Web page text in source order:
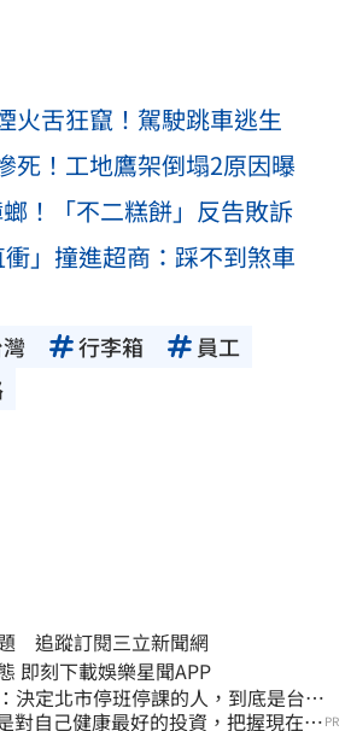
火舌狂竄！駕駛跳車逃生
死！工地鷹架倒塌2原因曝
！「不二糕餅」反告敗訴
」撞進超商：踩不到煞車
行李箱
員工
追蹤訂閱三立新聞網
一手掌握明星動態 即刻下載娛樂星聞APP
決定北市停班停課的人，到底是台北
？
對自己健康最好的投資，把握現在不 PR